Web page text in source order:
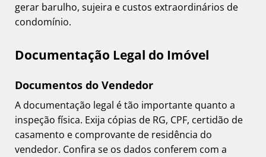
gerar barulho, sujeira e custos extraordinários de
condomínio.
Documentação Legal do Imóvel
Documentos do Vendedor
A documentação legal é tão importante quanto a
inspeção física. Exija cópias de RG, CPF, certidão de
casamento e comprovante de residência do
vendedor. Confira se os dados conferem com a